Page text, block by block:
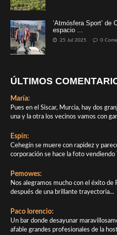
‘Atmósfera Sport’ de
espacio ...
25 Jul 2025 0
ÚLTIMOS
María:
Pues en el Siscar, Murcia, hay dos
una y la otra los vecinos vamos con
Espín:
Cehegín se muere con rapidez y
corporación se hace la foto vendiendo
Pemowes:
Nos alegramos mucho con el éxito de
después de una brillante trayectoria...
Paco lorencio:
Un bar donde desayunar
afable grandes profesionales de la